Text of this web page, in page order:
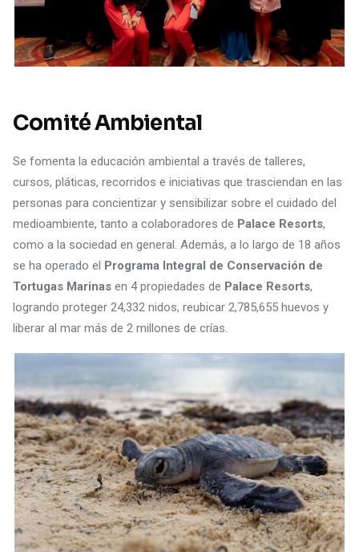
Comité Ambiental
Se fomenta la educación ambiental a través de talleres,
cursos, pláticas, recorridos e iniciativas que trasciendan en las
personas para concientizar y sensibilizar sobre el cuidado del
medioambiente, tanto a colaboradores de Palace Resorts,
como a la sociedad en general. Además, a lo largo de 18 años
se ha operado el
Programa Integral de Conservación de
Tortugas Marinas en 4 propiedades de Palace Resorts,
logrando proteger 24,332 nidos, reubicar 2,785,655 huevos y
liberar al mar más de 2 millones de crías.